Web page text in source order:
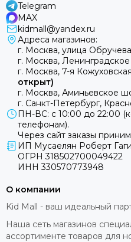
Telegram
MAX
kidmall@yandex.ru
Адреса магазинов:
г. Москва, улица
г. Москва,
г. Москва, 7-я
открыт)
г. Москва, Аминьевское
г. Санкт-Петербург,
ПН-ВС: с 10:00 до 22:00
телефонам).
Через сайт заказы
ИП Мусаелян Роберт
ОГРН 318502700049422
ИНН 330570773948
О компании
Kid Mall - ваш идеальный
Наша сеть магазинов
ассортименте товаров для